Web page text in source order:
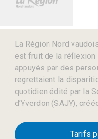
La Région Nord
est fruit de la réflexion
appuyés par des
regrettaient la
quotidien édité par la
d’Yverdon (SAJY),
Tarifs